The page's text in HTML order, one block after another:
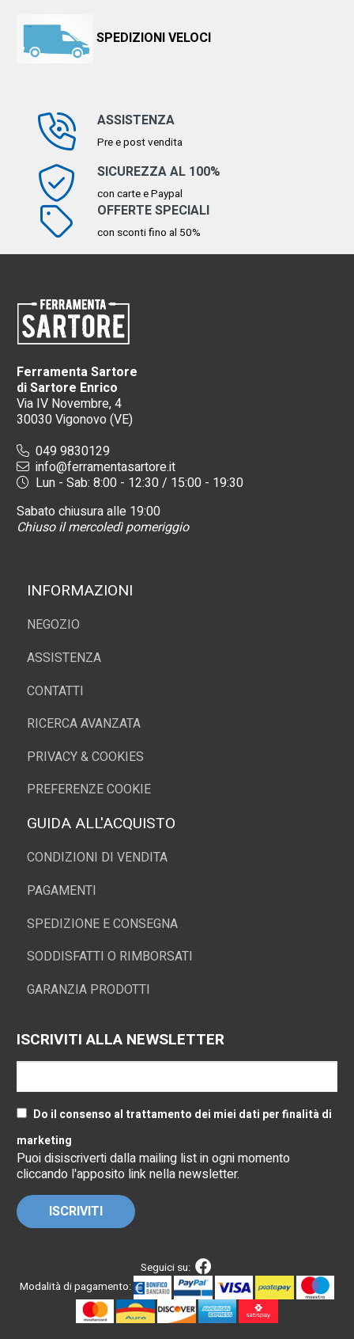
SPEDIZIONI VELOCI
ASSISTENZA
Pre e post vendita
SICUREZZA AL 100%
con carte e Paypal
OFFERTE SPECIALI
con sconti fino al 50%
Ferramenta Sartore
di Sartore Enrico
Via IV Novembre, 4
30030 Vigonovo (VE)
049 9830129
info@ferramentasartore.it
Lun - Sab: 8:00 - 12:30 / 15:00 - 19:30
Sabato chiusura alle 19:00
Chiuso il mercoledì pomeriggio
INFORMAZIONI
NEGOZIO
ASSISTENZA
CONTATTI
RICERCA AVANZATA
PRIVACY & COOKIES
PREFERENZE COOKIE
GUIDA ALL'ACQUISTO
CONDIZIONI DI VENDITA
PAGAMENTI
SPEDIZIONE E CONSEGNA
SODDISFATTI O RIMBORSATI
GARANZIA PRODOTTI
ISCRIVITI ALLA NEWSLETTER
Do il consenso al trattamento dei miei dati per finalità di
marketing
Puoi disiscriverti dalla mailing list in ogni momento
cliccando l'apposito link nella newsletter.
Seguici su:
Modalità di pagamento: